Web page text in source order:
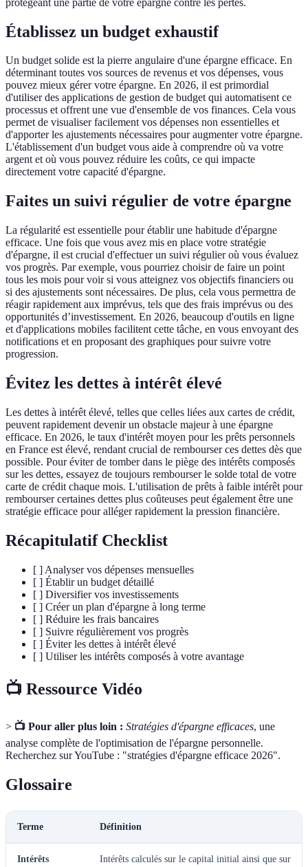
Établissez un budget exhaustif
Un budget solide est la pierre angulaire d'une épargne efficace. En
déterminant toutes vos sources de revenus et vos dépenses, vous
pouvez mieux gérer votre épargne. En 2026, il est primordial
d'utiliser des applications de gestion de budget qui automatisent ce
processus et offrent une vue d'ensemble de vos finances. Cela vous
permet de visualiser facilement vos dépenses non essentielles et
d'apporter les ajustements nécessaires pour augmenter votre épargne.
L'établissement d'un budget vous aide à comprendre où va votre
argent et où vous pouvez réduire les coûts, ce qui impacte
directement votre capacité d'épargne.
Faites un suivi régulier de votre épargne
La régularité est essentielle pour établir une habitude d'épargne
efficace. Une fois que vous avez mis en place votre stratégie
d'épargne, il est crucial d'effectuer un suivi régulier où vous évaluez
vos progrès. Par exemple, vous pourriez choisir de faire un point
tous les mois pour voir si vous atteignez vos objectifs financiers ou
si des ajustements sont nécessaires. De plus, cela vous permettra de
réagir rapidement aux imprévus, tels que des frais imprévus ou des
opportunités d’investissement. En 2026, beaucoup d'outils en ligne
et d'applications mobiles facilitent cette tâche, en vous envoyant des
notifications et en proposant des graphiques pour suivre votre
progression.
Évitez les dettes à intérêt élevé
Les dettes à intérêt élevé, telles que celles liées aux cartes de crédit,
peuvent rapidement devenir un obstacle majeur à une épargne
efficace. En 2026, le taux d'intérêt moyen pour les prêts personnels
en France est élevé, rendant crucial de rembourser ces dettes dès que
possible. Pour éviter de tomber dans le piège des intérêts composés
sur les dettes, essayez de toujours rembourser le solde total de votre
carte de crédit chaque mois. L'utilisation de prêts à faible intérêt pour
rembourser certaines dettes plus coûteuses peut également être une
stratégie efficace pour alléger rapidement la pression financière.
Récapitulatif Checklist
[ ] Analyser vos dépenses mensuelles
[ ] Établir un budget détaillé
[ ] Diversifier vos investissements
[ ] Créer un plan d'épargne à long terme
[ ] Réduire les frais bancaires
[ ] Suivre régulièrement vos progrès
[ ] Éviter les dettes à intérêt élevé
[ ] Utiliser les intérêts composés à votre avantage
📺 Ressource Vidéo
> 📺 Pour aller plus loin : Stratégies d'épargne efficaces, une
analyse complète de l'optimisation de l'épargne personnelle.
Recherchez sur YouTube : "stratégies d'épargne efficace 2026".
Glossaire
Terme Définition
Intérêts
Intérêts calculés sur le capital initial ainsi que sur